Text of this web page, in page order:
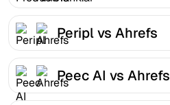
Peripl vs Ahrefs
Peec AI vs Ahrefs